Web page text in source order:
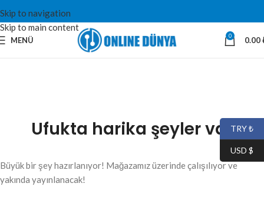
Skip to navigation
Skip to main content
MENÜ 0 0.00
Ufukta harika şeyler var
Büyük bir şey hazırlanıyor! Mağazamız üzerinde çalışılıyor ve
yakında yayınlanacak!
TRY ₺
USD $